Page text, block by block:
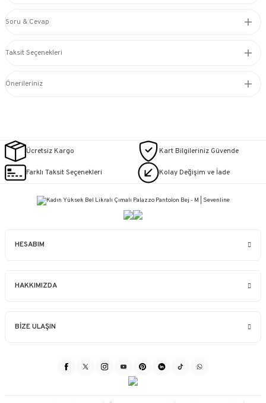
Soru & Cevap
Taksit Seçenekleri
Önerileriniz
Ücretsiz Kargo Kart Bilgileriniz Güvende
Farklı Taksit Seçenekleri Kolay Değişim ve İade
HESABIM
HAKKIMIZDA
BİZE ULAŞIN